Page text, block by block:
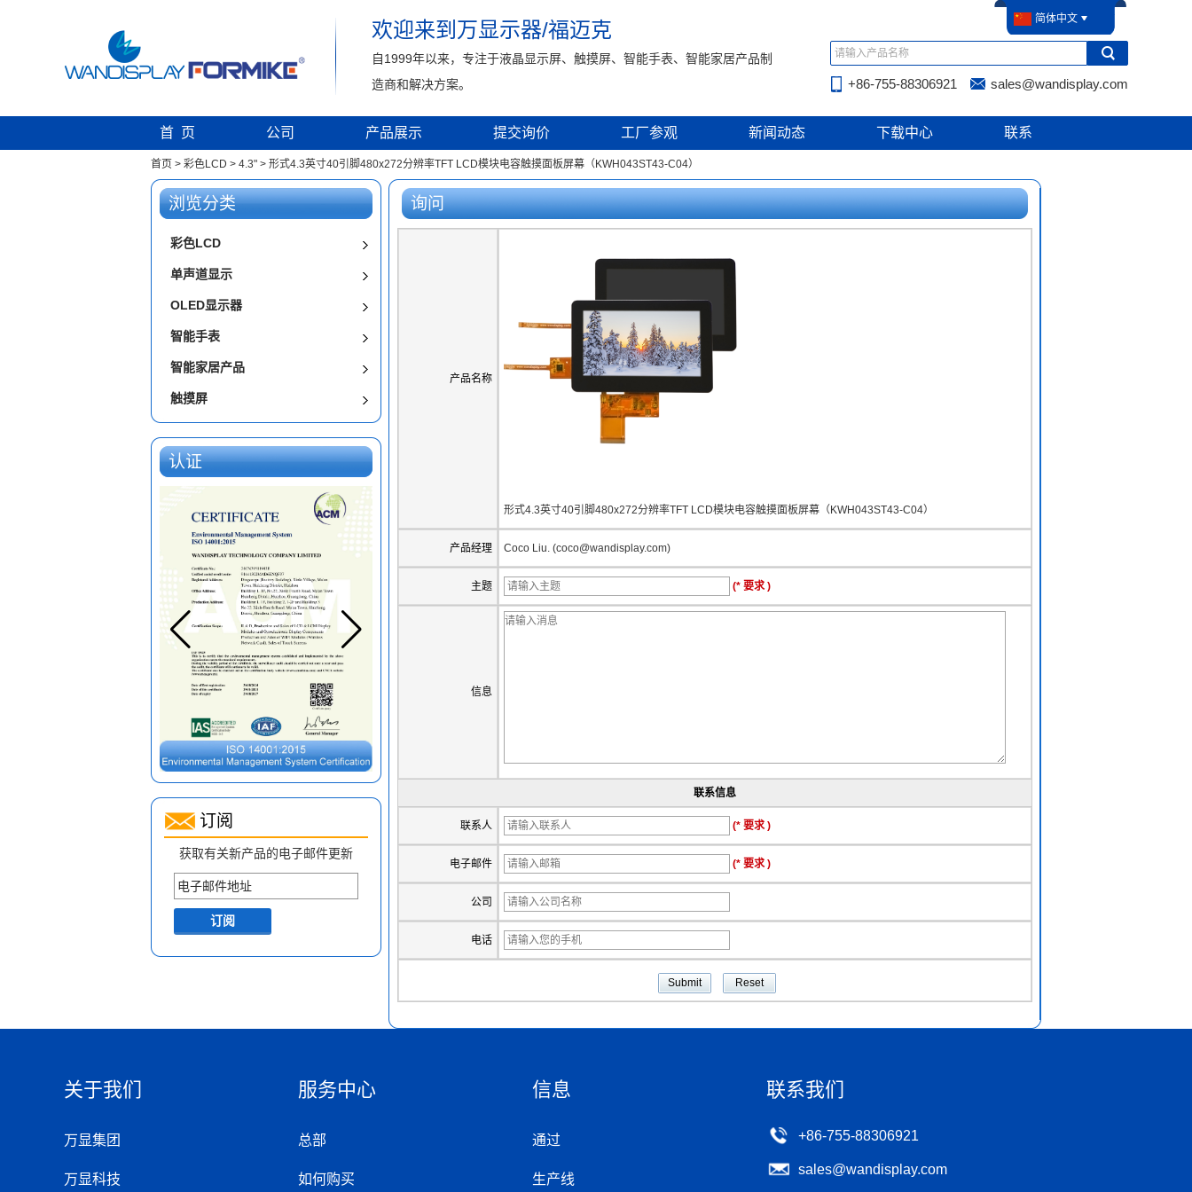
欢迎来到万显示器/福迈克
自1999年以来，专注于液晶显示屏、触摸屏、智能手表、智能家居产品制
造商和解决方案。
简体中文
+86-755-88306921 sales@wandisplay.com
首 页 公司 产品展示 提交询价 工厂参观 新闻动态 下载中心 联系
首页 > 彩色LCD > 4.3" > 形式4.3英寸40引脚480x272分辨率TFT LCD模块电容触摸面板屏幕（KWH043ST43-C04）
浏览分类
彩色LCD
单声道显示
OLED显示器
智能手表
智能家居产品
触摸屏
认证
订阅
获取有关新产品的电子邮件更新
询问
产品名称
形式4.3英寸40引脚480x272分辨率TFT LCD模块电容触摸面板屏幕（KWH043ST43-C04）
产品经理 Coco Liu. (coco@wandisplay.com)
主题 (* 要求 )
信息
联系信息
联系人 (* 要求 )
电子邮件 (* 要求 )
公司
电话
关于我们
万显集团
万显科技
服务中心
总部
如何购买
信息
通过
生产线
联系我们
+86-755-88306921
sales@wandisplay.com